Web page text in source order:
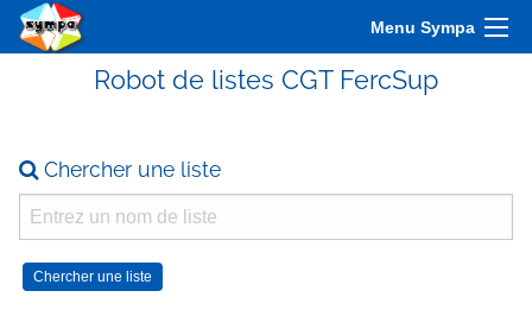
Menu Sympa
Robot de listes CGT FercSup
Chercher une liste